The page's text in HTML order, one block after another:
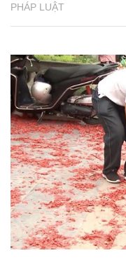
PHÁP LUẬT